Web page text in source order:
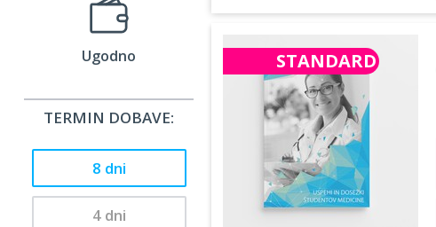
Ugodno
TERMIN DOBAVE:
8 dni
4 dni
STANDARD